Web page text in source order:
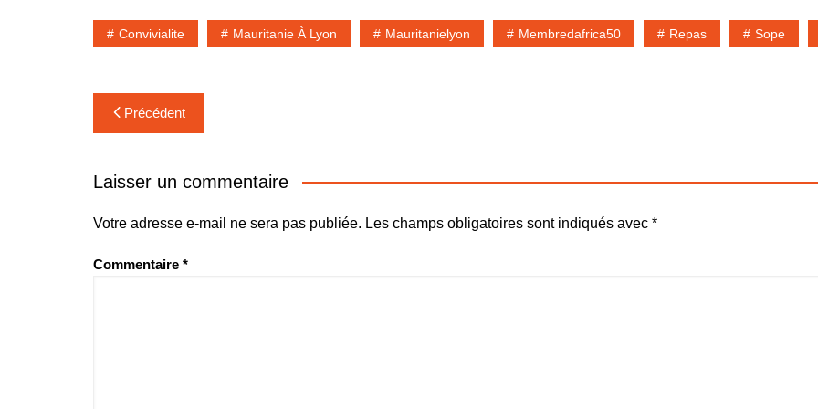
Convivialite Mauritanie À Lyon Mauritanielyon Membredafrica50 Repas Sope
Navigation
de
l’article
Précédent
Laisser un commentaire
Votre adresse e-mail ne sera pas publiée. Les champs obligatoires sont indiqués avec *
Commentaire *